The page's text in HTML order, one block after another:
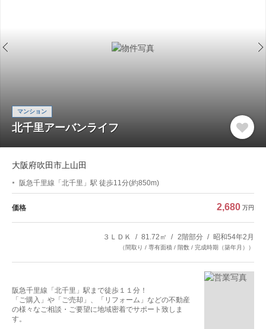
マンション
北千里アーバンライフ
大阪府吹田市上山田
阪急千里線「北千里」駅 徒歩11分(約850m)
価格 2,680 万円
３ＬＤＫ 81.72㎡ 2階部分 昭和54年2月
（間取り / 専有面積 / 階数 / 完成時期（築年月））
阪急千里線「北千里」駅まで徒歩１１分！
「ご購入」や「ご売却」、「リフォーム」などの不動産
の様々なご相談・ご要望に地域密着でサポート致しま
す。